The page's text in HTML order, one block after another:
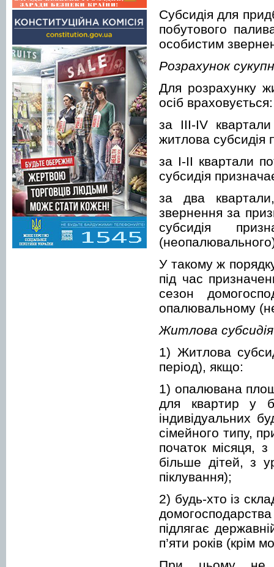
Субсидія для
побутового
особистим
Розрахунок
Для розрахунку
осіб враховується:
за III-IV
житлова субсидія
за I-II квартали
субсидія
за два
звернення за
субсидія
У такому ж
під час
сезон
опалювальному
Житлова
1) Житлова
період), якщо:
1) опалювана
для квартир у
індивідуальних
сімейного типу,
початок місяця,
більше дітей, з
піклування);
2) будь-хто із
підлягає
п’яти років (крім